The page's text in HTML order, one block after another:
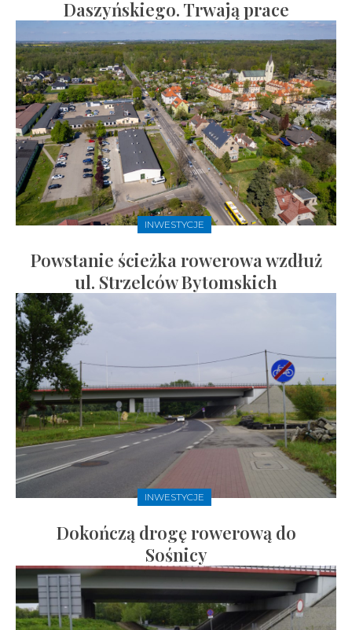
Daszyńskiego. Trwają prace
INWESTYCJE
Powstanie ścieżka rowerowa wzdłuż
ul. Strzelców Bytomskich
INWESTYCJE
Dokończą drogę rowerową do
Sośnicy